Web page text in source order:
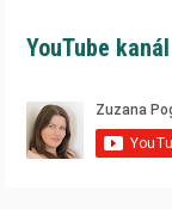
YouTube kanál